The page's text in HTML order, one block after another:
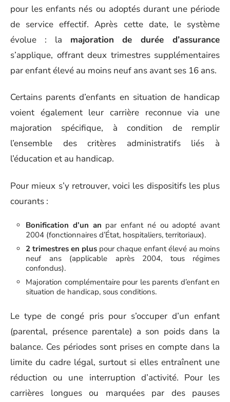
pour les enfants nés ou adoptés durant une période
de service effectif. Après cette date, le système
évolue : la majoration de durée d’assurance
s’applique, offrant deux trimestres supplémentaires
par enfant élevé au moins neuf ans avant ses 16 ans.
Certains parents d’enfants en situation de handicap
voient également leur carrière reconnue via une
majoration spécifique, à condition de remplir
l’ensemble des critères administratifs liés à
l’éducation et au handicap.
Pour mieux s’y retrouver, voici les dispositifs les plus
courants :
Bonification d’un an par enfant né ou adopté avant
2004 (fonctionnaires d’État, hospitaliers, territoriaux).
2 trimestres en plus pour chaque enfant élevé au moins
neuf ans (applicable après 2004, tous régimes
confondus).
Majoration complémentaire pour les parents d’enfant en
situation de handicap, sous conditions.
Le type de congé pris pour s’occuper d’un enfant
(parental, présence parentale) a son poids dans la
balance. Ces périodes sont prises en compte dans la
limite du cadre légal, surtout si elles entraînent une
réduction ou une interruption d’activité. Pour les
carrières longues ou marquées par des pauses